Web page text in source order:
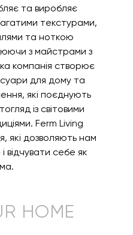
та виробляє
текстурами,
та ноткою
з майстрами з
компанія створює
для дому та
які поєднують
із світовими
Ferm Living
які дозволяють нам
відчувати себе як
HOME